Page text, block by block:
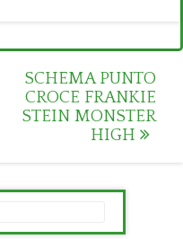
SCHEMA PUNTO
CROCE FRANKIE
STEIN MONSTER
HIGH